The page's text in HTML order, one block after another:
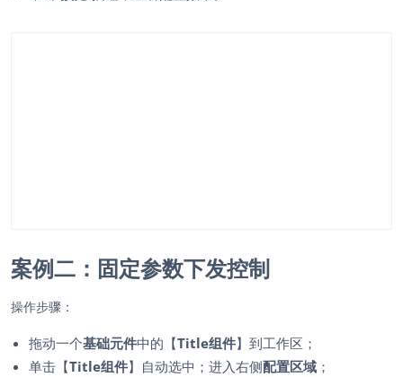
案例二：固定参数下发控制
操作步骤：
拖动一个基础元件中的【Title组件】到工作区；
单击【Title组件】自动选中；进入右侧配置区域 ；